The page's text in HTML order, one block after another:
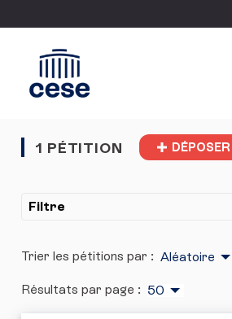
1 PÉTITION
Filtre
Trier les pétitions par : Aléatoire
Résultats par page : 50